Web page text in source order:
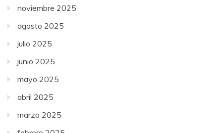
noviembre 2025
agosto 2025
julio 2025
junio 2025
mayo 2025
abril 2025
marzo 2025